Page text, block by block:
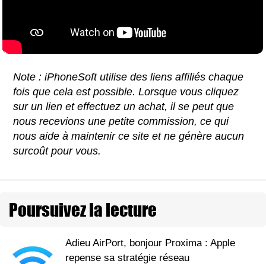
Note : iPhoneSoft utilise des liens affiliés chaque
fois que cela est possible. Lorsque vous cliquez
sur un lien et effectuez un achat, il se peut que
nous recevions une petite commission, ce qui
nous aide à maintenir ce site et ne génère aucun
surcoût pour vous.
Poursuivez la lecture
Adieu AirPort, bonjour Proxima : Apple
repense sa stratégie réseau